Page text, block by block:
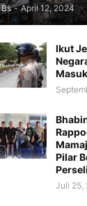
Bs - April 12, 2024
Ikut
Pilar
Juli 25,